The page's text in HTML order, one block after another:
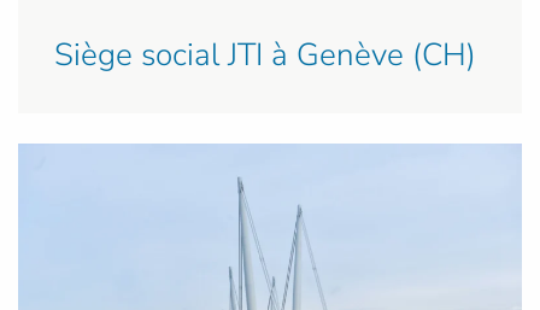
Siège social JTI à Genève (CH)